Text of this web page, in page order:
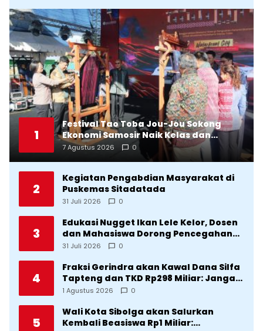
1
Festival Tao Toba Jou-Jou Sokong
Ekonomi Samosir Naik Kelas dan
Pariwisata Menjadi Sumber
Pertumbuhan Ekonomi Baru
7 Agustus 2026 0
2
Kegiatan Pengabdian Masyarakat di
Puskemas Sitadatada
31 Juli 2026 0
3
Edukasi Nugget Ikan Lele Kelor, Dosen
dan Mahasiswa Dorong Pencegahan
Stunting di Desa Silangkitang
31 Juli 2026 0
4
Fraksi Gerindra akan Kawal Dana Silfa
Tapteng dan TKD Rp298 Miliar: Jangan
Sampai Pekerjaan Pusat dan Provinsi
1 Agustus 2026 0
5
Wali Kota Sibolga akan Salurkan
Kembali Beasiswa Rp1 Miliar: